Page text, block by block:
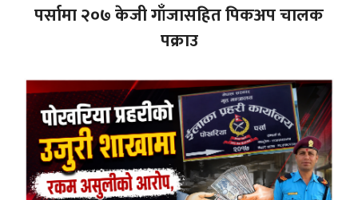
पर्सामा २०७ केजी गाँजासहित पिकअप चालक
पक्राउ